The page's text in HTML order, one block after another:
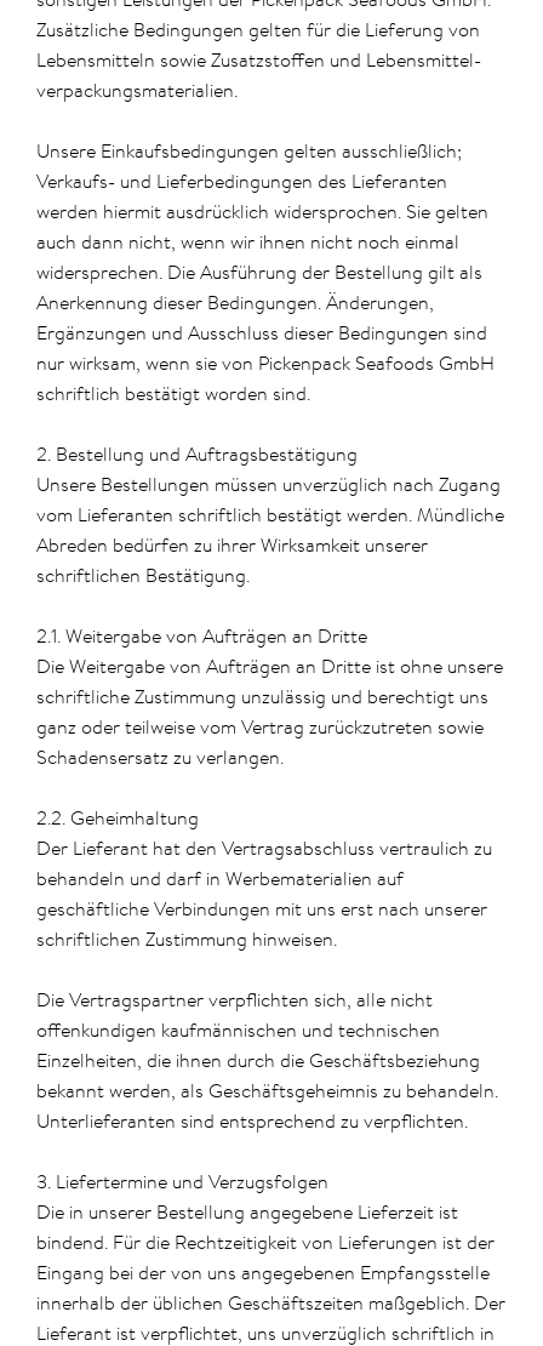
Zusätzliche Bedingungen gelten für die Lieferung von
Lebensmitteln sowie Zusatzstoffen und Lebensmittel-
verpackungsmaterialien.
Unsere Einkaufsbedingungen gelten ausschließlich;
Verkaufs- und Lieferbedingungen des Lieferanten
werden hiermit ausdrücklich widersprochen. Sie gelten
auch dann nicht, wenn wir ihnen nicht noch einmal
widersprechen. Die Ausführung der Bestellung gilt als
Anerkennung dieser Bedingungen. Änderungen,
Ergänzungen und Ausschluss dieser Bedingungen sind
nur wirksam, wenn sie von Pickenpack Seafoods GmbH
schriftlich bestätigt worden sind.
2. Bestellung und Auftragsbestätigung
Unsere Bestellungen müssen unverzüglich nach Zugang
vom Lieferanten schriftlich bestätigt werden. Mündliche
Abreden bedürfen zu ihrer Wirksamkeit unserer
schriftlichen Bestätigung.
2.1. Weitergabe von Aufträgen an Dritte
Die Weitergabe von Aufträgen an Dritte ist ohne unsere
schriftliche Zustimmung unzulässig und berechtigt uns
ganz oder teilweise vom Vertrag zurückzutreten sowie
Schadensersatz zu verlangen.
2.2. Geheimhaltung
Der Lieferant hat den Vertragsabschluss vertraulich zu
behandeln und darf in Werbematerialien auf
geschäftliche Verbindungen mit uns erst nach unserer
schriftlichen Zustimmung hinweisen.
Die Vertragspartner verpflichten sich, alle nicht
offenkundigen kaufmännischen und technischen
Einzelheiten, die ihnen durch die Geschäftsbeziehung
bekannt werden, als Geschäftsgeheimnis zu behandeln.
Unterlieferanten sind entsprechend zu verpflichten.
3. Liefertermine und Verzugsfolgen
Die in unserer Bestellung angegebene Lieferzeit ist
bindend. Für die Rechtzeitigkeit von Lieferungen ist der
Eingang bei der von uns angegebenen Empfangsstelle
innerhalb der üblichen Geschäftszeiten maßgeblich. Der
Lieferant ist verpflichtet, uns unverzüglich schriftlich in